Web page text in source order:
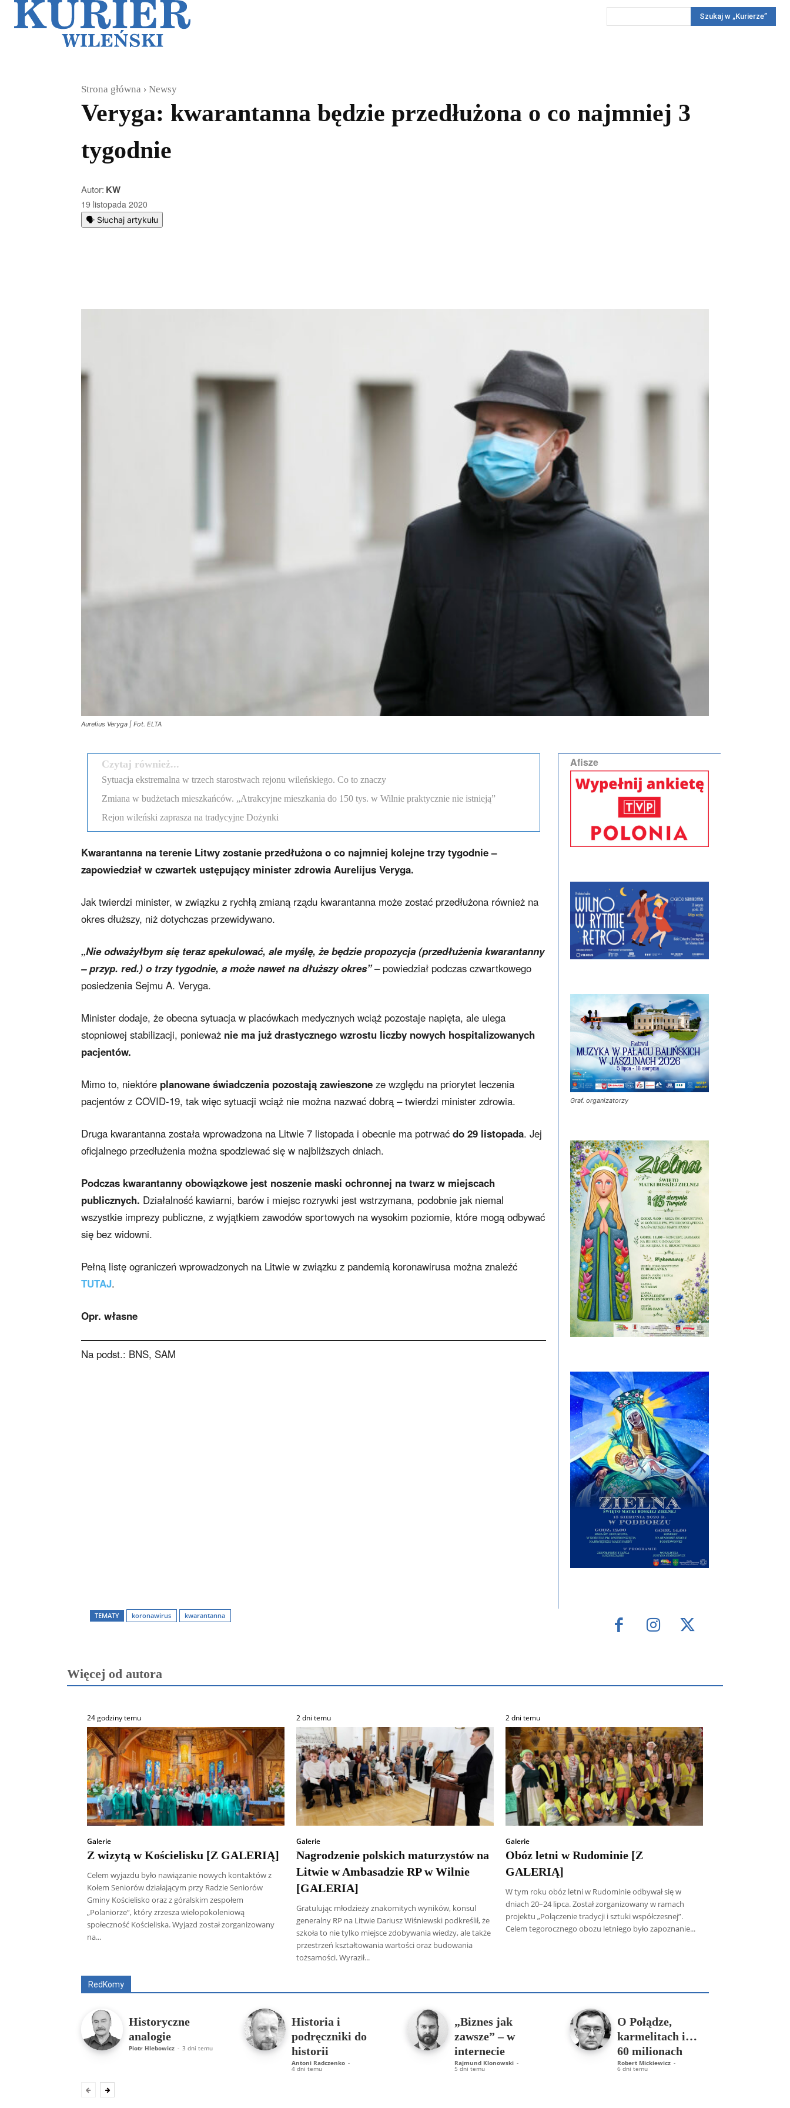
Reportaż KonkursyWięcej
Szukaj w „Kurierze”
Strona główna Newsy
Veryga: kwarantanna będzie przedłużona o co najmniej 3
tygodnie
Autor: KW
19 listopada 2020
🗣️ Słuchaj artykułu
Aurelius Veryga | Fot. ELTA
Czytaj również...
Sytuacja ekstremalna w trzech starostwach rejonu wileńskiego. Co to znaczy
Zmiana w budżetach mieszkańców. „Atrakcyjne mieszkania do 150 tys. w Wilnie praktycznie nie istnieją”
Rejon wileński zaprasza na tradycyjne Dożynki
Kwarantanna na terenie Litwy zostanie przedłużona o co najmniej kolejne trzy tygodnie –
zapowiedział w czwartek ustępujący minister zdrowia Aurelijus Veryga.
Jak twierdzi minister, w związku z rychłą zmianą rządu kwarantanna może zostać przedłużona również na
okres dłuższy, niż dotychczas przewidywano.
„Nie odważyłbym się teraz spekulować, ale myślę, że będzie propozycja (przedłużenia kwarantanny
– przyp. red.) o trzy tygodnie, a może nawet na dłuższy okres”– powiedział podczas czwartkowego
posiedzenia Sejmu A. Veryga.
Minister dodaje, że obecna sytuacja w placówkach medycznych wciąż pozostaje napięta, ale ulega
stopniowej stabilizacji, ponieważ nie ma już drastycznego wzrostu liczby nowych hospitalizowanych
pacjentów.
Mimo to, niektóre planowane świadczenia pozostają zawieszone ze względu na priorytet leczenia
pacjentów z COVID-19, tak więc sytuacji wciąż nie można nazwać dobrą – twierdzi minister zdrowia.
Druga kwarantanna została wprowadzona na Litwie 7 listopada i obecnie ma potrwać do 29 listopada. Jej
oficjalnego przedłużenia można spodziewać się w najbliższych dniach.
Podczas kwarantanny obowiązkowe jest noszenie maski ochronnej na twarz w miejscach
publicznych. Działalność kawiarni, barów i miejsc rozrywki jest wstrzymana, podobnie jak niemal
wszystkie imprezy publiczne, z wyjątkiem zawodów sportowych na wysokim poziomie, które mogą odbywać
się bez widowni.
Pełną listę ograniczeń wprowadzonych na Litwie w związku z pandemią koronawirusa można znaleźć
TUTAJ.
Opr. własne
Na podst.: BNS, SAM
Afisze
Graf. organizatorzy
TEMATY koronawirus kwarantanna
Więcej od autora
24 godziny temu
Galerie
Z wizytą w Kościelisku [Z GALERIĄ]
Celem wyjazdu było nawiązanie nowych kontaktów z
Kołem Seniorów działającym przy Radzie Seniorów
Gminy Kościelisko oraz z góralskim zespołem
„Polaniorze”, który zrzesza wielopokoleniową
społeczność Kościeliska. Wyjazd został zorganizowany
na...
2 dni temu
Galerie
Nagrodzenie polskich maturzystów na
Litwie w Ambasadzie RP w Wilnie
[GALERIA]
Gratulując młodzieży znakomitych wyników, konsul
generalny RP na Litwie Dariusz Wiśniewski podkreślił, że
szkoła to nie tylko miejsce zdobywania wiedzy, ale także
przestrzeń kształtowania wartości oraz budowania
tożsamości. Wyraził...
2 dni temu
Galerie
Obóz letni w Rudominie [Z
GALERIĄ]
W tym roku obóz letni w Rudominie odbywał się w
dniach 20–24 lipca. Został zorganizowany w ramach
projektu „Połączenie tradycji i sztuki współczesnej”.
Celem tegorocznego obozu letniego było zapoznanie...
RedKomy
Antoni Radczenko Artur Płokszto
Historyczne
analogie
Piotr Hlebowicz - 3 dni temu
Historia i
podręczniki do
historii
Antoni Radczenko -
4 dni temu
„Biznes jak
zawsze” – w
internecie
Rajmund Klonowski -
5 dni temu
O Połądze,
karmelitach i…
60 milionach
Robert Mickiewicz -
6 dni temu